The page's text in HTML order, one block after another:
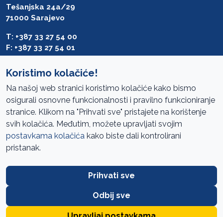
Tešanjska 24a/29
71000 Sarajevo
T: +387 33 27 54 00
F: +387 33 27 54 01
Pristup informacijama
Mapa sajta
Oglasi
FAQ
Koristimo kolačiće!
Na našoj web stranici koristimo kolačiće kako bismo
osigurali osnovne funkcionalnosti i pravilno funkcioniranje
stranice. Klikom na "Prihvati sve" pristajete na korištenje
svih kolačića. Međutim, možete upravljati svojim
postavkama kolačića kako biste dali kontrolirani
pristanak.
Prihvati sve
Odbij sve